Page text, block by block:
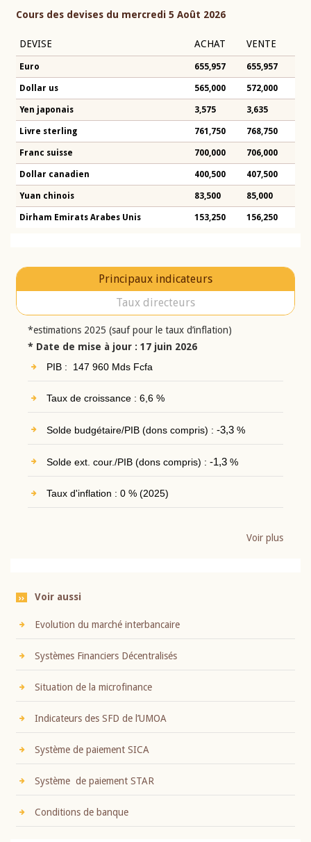
Cours des devises du mercredi 5 Août 2026
DEVISE ACHAT VENTE
Euro 655,957 655,957
Dollar us 565,000 572,000
Yen japonais 3,575 3,635
Livre sterling 761,750 768,750
Franc suisse 700,000 706,000
Dollar canadien 400,500 407,500
Yuan chinois 83,500 85,000
Dirham Emirats Arabes Unis 153,250 156,250
Principaux indicateurs
Taux directeurs
*estimations 2025 (sauf pour le taux d’inflation)
* Date de mise à jour : 17 juin 2026
PIB : 147 960 Mds Fcfa
Taux de croissance : 6,6 %
Solde budgétaire/PIB (dons compris) : -3,3%
Solde ext. cour./PIB (dons compris) : -1,3%
Taux d'inflation : 0 % (2025)
Voir plus
Voir aussi
Evolution du marché interbancaire
Systèmes Financiers Décentralisés
Situation de la microfinance
Indicateurs des SFD de l’UMOA
Système de paiement SICA
Système de paiement STAR
Conditions de banque